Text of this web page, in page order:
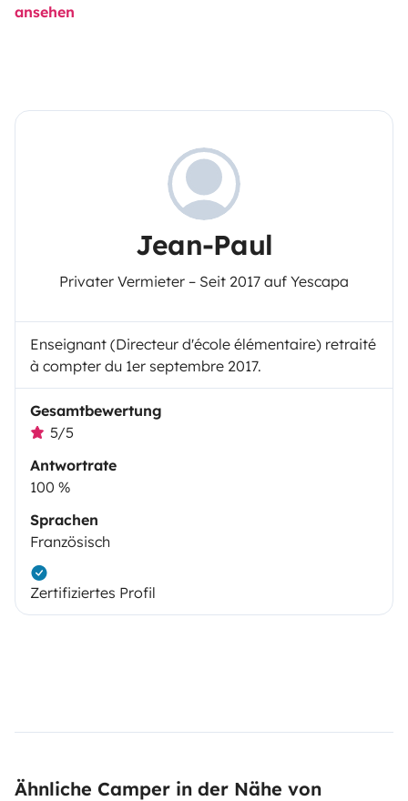
ansehen
Jean-Paul
Privater Vermieter – Seit 2017 auf Yescapa
Enseignant (Directeur d'école élémentaire) retraité
à compter du 1er septembre 2017.
Gesamtbewertung
5/5
Antwortrate
100 %
Sprachen
Französisch
Zertifiziertes Profil
Ähnliche Camper in der Nähe von